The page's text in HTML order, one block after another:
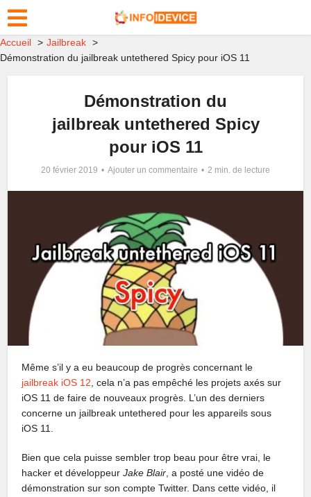
Accueil
Jailbreak
Démonstration du jailbreak untethered Spicy pour iOS 11
Démonstration du
jailbreak untethered Spicy
pour iOS 11
20 février 2019 Ajouter un commentaire 2 min. de lecture
Même s’il y a eu beaucoup de progrès concernant le
jailbreak iOS 12, cela n’a pas empêché les projets axés sur
iOS 11 de faire de nouveaux progrès. L’un des derniers
concerne un jailbreak untethered pour les appareils sous
iOS 11.
Bien que cela puisse sembler trop beau pour être vrai, le
hacker et développeurJake Blair, a posté une vidéo de
démonstration sur son compte Twitter. Dans cette vidéo, il